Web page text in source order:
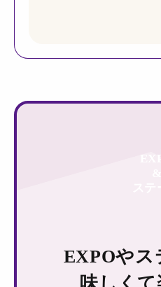
EXPOやス